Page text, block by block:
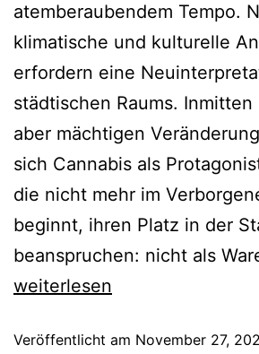
atemberaubendem Tempo.
klimatische und kulturelle
erfordern eine
städtischen Raums.
aber mächtigen
sich Cannabis als
die nicht mehr im
beginnt, ihren Platz in der
beanspruchen: nicht als
weiterlesen
Veröffentlicht am November 27,